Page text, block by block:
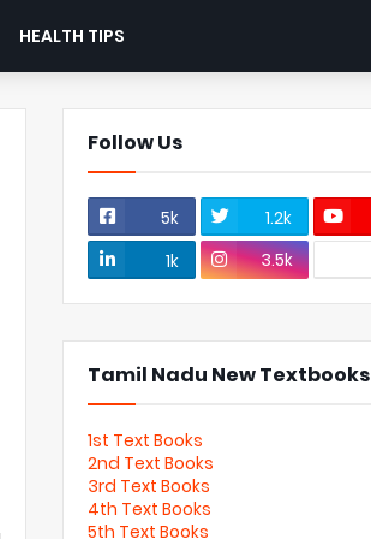
HEALTH TIPS
Follow Us
5k 1.2k
1k
3.5k
Tamil Nadu New Textbooks
1st Text Books
2nd Text Books
3rd Text Books
4th Text Books
5th Text Books